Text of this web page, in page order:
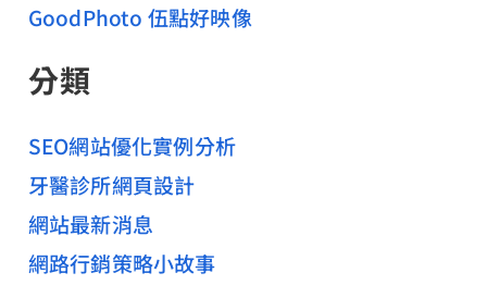
GoodPhoto 伍點好映像
分類
SEO網站優化實例分析
牙醫診所網頁設計
網站最新消息
網路行銷策略小故事